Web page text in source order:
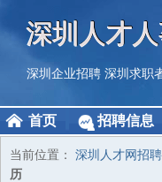
深圳人才
深圳企业招聘 深圳求职
首页 招聘信息
当前位置： 深圳人才网招聘
历